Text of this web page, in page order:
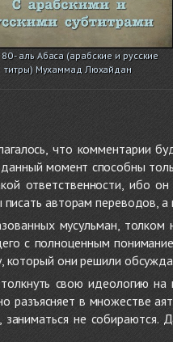
- аль Абаса (арабские и русские
титры) Мухаммад Люхайдан
что комментарии
момент способны
ответственности, ибо
авторам переводов, а
мусульман,
с полноценным
который они решили
свою идеологию на
разъясняет в множестве
не собираются.